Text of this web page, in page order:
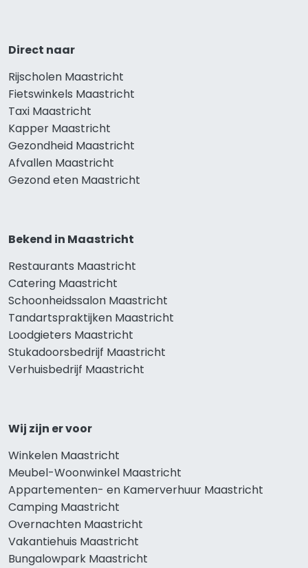
Direct naar
Rijscholen Maastricht
Fietswinkels Maastricht
Taxi Maastricht
Kapper Maastricht
Gezondheid Maastricht
Afvallen Maastricht
Gezond eten Maastricht
Bekend in Maastricht
Restaurants Maastricht
Catering Maastricht
Schoonheidssalon Maastricht
Tandartspraktijken Maastricht
Loodgieters Maastricht
Stukadoorsbedrijf Maastricht
Verhuisbedrijf Maastricht
Wij zijn er voor
Winkelen Maastricht
Meubel-Woonwinkel Maastricht
Appartementen- en Kamerverhuur Maastricht
Camping Maastricht
Overnachten Maastricht
Vakantiehuis Maastricht
Bungalowpark Maastricht